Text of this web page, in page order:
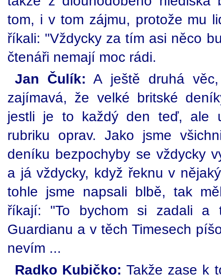
tom, i v tom zájmu, protože mu
říkali: "Vždycky za tím asi něco
čtenáři nemají moc rádi.
Jan Čulík: A ještě druhá
zajímavá, že velké britské
jestli je to každý den teď, ale
rubriku oprav. Jako jsme
deníku bezpochyby se vždycky
a já vždycky, když řeknu v
tohle jsme napsali blbě, tak
říkají: "To bychom si zadali
Guardianu a v těch Timesech
nevím ...
Radko Kubičko: Takže zase k